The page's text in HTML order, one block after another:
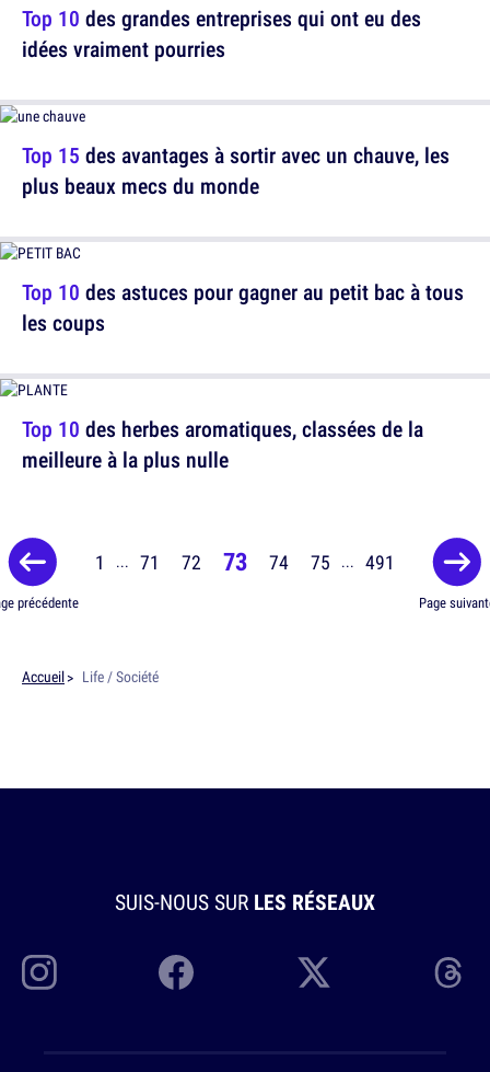
Top 10 des grandes entreprises qui ont eu des
idées vraiment pourries
Top 10 des astuces pour gagner au petit bac à tous
les coups
Top 15 des avantages à sortir avec un chauve, les
plus beaux mecs du monde
Top 10 des herbes aromatiques, classées de la
meilleure à la plus nulle
précédente
1 ... 71 72 73 74 75 ... 491
Page
Accueil Life / Société
SUIS-NOUS SUR LES RÉSEAUX